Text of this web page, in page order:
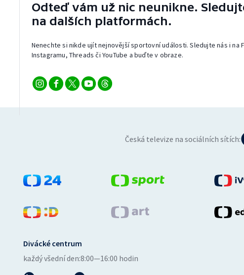
Odteď vám už nic neunikne.
na dalších platformách.
Nenechte si nikde ujít nejnovější sportovní události. Sledujte nás i na
Instagramu, Threads či YouTube a buďte v obraze.
Česká televize na sociálních sítích:
Divácké centrum
každý všední den:8:00—16:00 hodin